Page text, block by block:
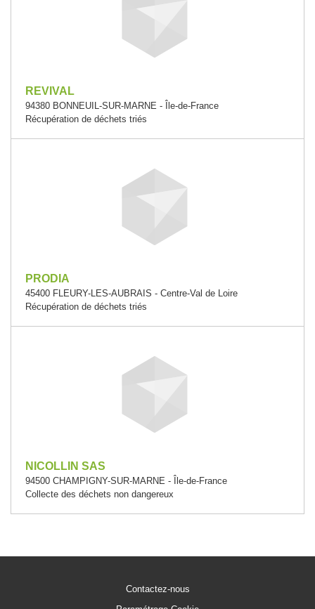
REVIVAL
94380 BONNEUIL-SUR-MARNE - Île-de-France
Récupération de déchets triés
PRODIA
45400 FLEURY-LES-AUBRAIS - Centre-Val de Loire
Récupération de déchets triés
NICOLLIN SAS
94500 CHAMPIGNY-SUR-MARNE - Île-de-France
Collecte des déchets non dangereux
Contactez-nous